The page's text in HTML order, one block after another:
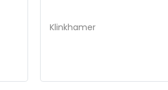
Klinkhamer